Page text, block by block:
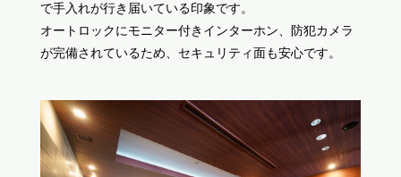
で手入れが行き届いている印象です。
オートロックにモニター付きインターホン、防犯カメラ
が完備されているため、セキュリティ面も安心です。